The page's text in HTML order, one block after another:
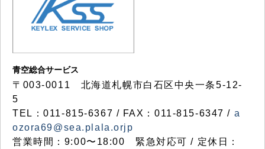
青空総合サービス
〒003-0011 北海道札幌市白石区中央一条5-12-
5
TEL：011-815-6367 / FAX：011-815-6347 / a
ozora69@sea.plala.orjp
営業時間：9:00〜18:00 緊急対応可 / 定休日：